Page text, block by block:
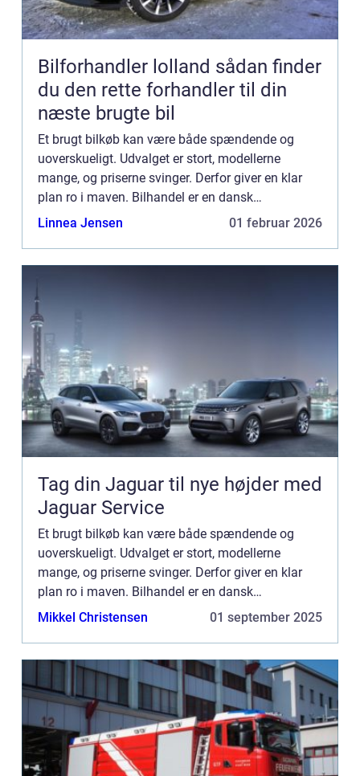
Bilforhandler lolland sådan finder
du den rette forhandler til din
næste brugte bil
Et brugt bilkøb kan være både spændende og
uoverskueligt. Udvalget er stort, modellerne
mange, og priserne svinger. Derfor giver en klar
plan ro i maven. Bilhandel er en dansk
markedsplads, der samler tusindvis af brugte
Linnea Jensen 01 februar 2026
Tag din Jaguar til nye højder med
Jaguar Service
Et brugt bilkøb kan være både spændende og
uoverskueligt. Udvalget er stort, modellerne
mange, og priserne svinger. Derfor giver en klar
plan ro i maven. Bilhandel er en dansk
markedsplads, der samler tusindvis af brugte
Mikkel Christensen 01 september 2025